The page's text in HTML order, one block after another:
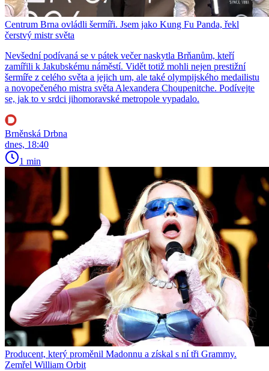
Centrum Brna ovládli šermíři. Jsem jako Kung Fu Panda, řekl
čerstvý mistr světa
Nevšední podívaná se v pátek večer naskytla Brňanům, kteří
zamířili k Jakubskému náměstí. Vidět totiž mohli nejen prestižní
šermíře z celého světa a jejich um, ale také olympijského medailistu
a novopečeného mistra světa Alexandera Choupenitche. Podívejte
se, jak to v srdci jihomoravské metropole vypadalo.
Brněnská Drbna
dnes, 18:40
1 min
Producent, který proměnil Madonnu a získal s ní tři Grammy.
Zemřel William Orbit